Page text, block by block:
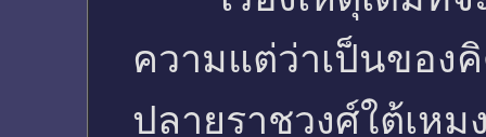
ความแต่ว่าเป็นของ
ปลายราชวงศ์ใต้เห